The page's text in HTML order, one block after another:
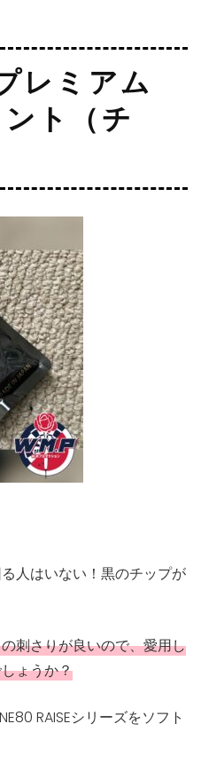
レミアム
ト（チ
人はいない！黒のチップが
刺さりが良いので、愛用し
ょうか？
RAISEシリーズをソフト